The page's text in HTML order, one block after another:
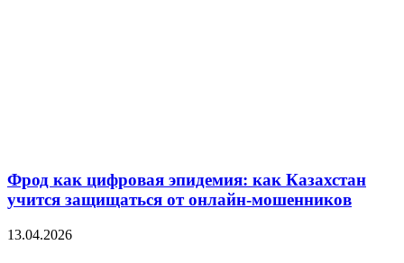
Фрод как цифровая эпидемия: как Казахстан
учится защищаться от онлайн-мошенников
13.04.2026